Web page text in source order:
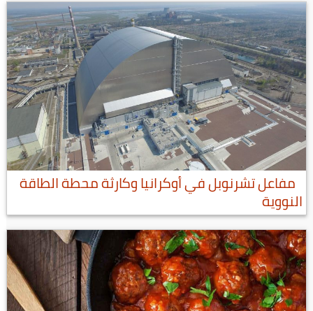
مفاعل تشرنوبل في أوكرانيا وكارثة محطة الطاقة
النووية